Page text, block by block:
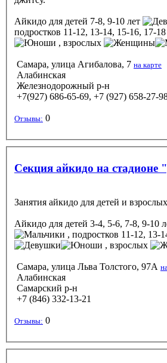
Айкидо для детей 7-8, 9-10 лет
подростков 11-12, 13-14, 15-16, 17-18
, взрослых
Самара, улица Агибалова, 7 на карте
Алабинская
Железнодорожный р-н
+7(927) 686-65-69, +7 (927) 658-27-
Отзывы: 0
Секция айкидо на
Занятия айкидо для детей и
Айкидо для детей 3-4, 5-6, 7-8, 9-10
, подростков 11-12, 13-
, взрослых
Самара, улица Льва Толстого, 97А
Алабинская
Самарский р-н
+7 (846) 332-13-21
Отзывы: 0